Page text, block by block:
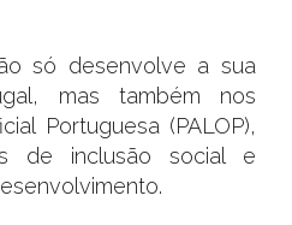
só desenvolve a sua
mas também nos
Portuguesa (PALOP),
de inclusão social e